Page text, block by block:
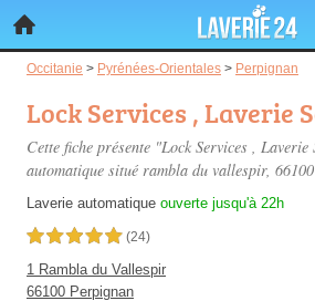
Occitanie > Pyrénées-Orientales > Perpignan
Lock Services , Laverie
Cette fiche présente "Lock Services ,
automatique situé rambla du vallespir,
Laverie automatique ouverte jusqu'à 22h
5,0 étoiles sur 5 (24)
1 Rambla du Vallespir
66100 Perpignan